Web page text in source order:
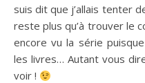
suis dit que j’allais tenter
reste plus qu’à trouver le
encore vu la série
les livres… Autant vous
voir !